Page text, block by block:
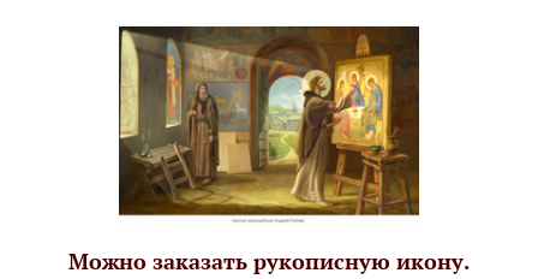
Можно заказать рукописную икону.